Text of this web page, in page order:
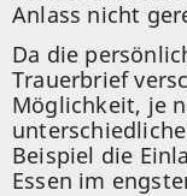
Anlass nicht
Da die
Trauerbrief
Möglichkeit, je
Beispiel die
Essen im